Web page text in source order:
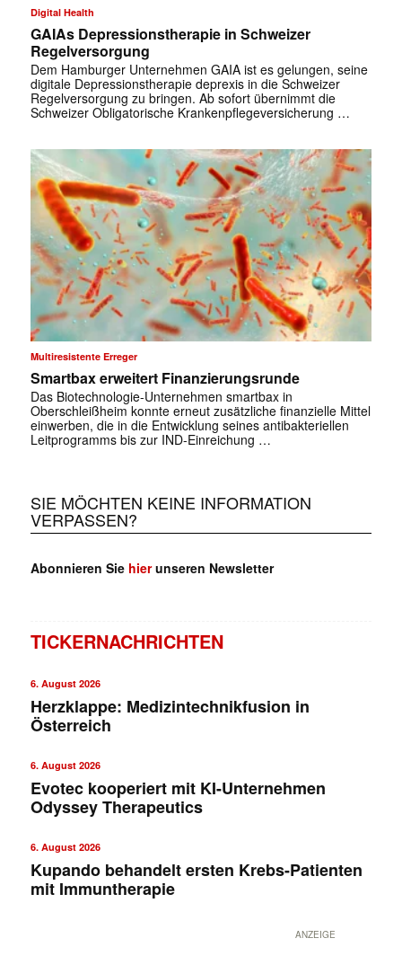
✕
Digital Health
GAIAs Depressionstherapie in Schweizer
Regelversorgung
Dem Hamburger Unternehmen GAIA ist es gelungen, seine
digitale Depressionstherapie deprexis in die Schweizer
Regelversorgung zu bringen. Ab sofort übernimmt die
Schweizer Obligatorische Krankenpflegeversicherung …
Multiresistente Erreger
Smartbax erweitert Finanzierungsrunde
Das Biotechnologie-Unternehmen smartbax in
Oberschleißheim konnte erneut zusätzliche finanzielle Mittel
einwerben, die in die Entwicklung seines antibakteriellen
Leitprogramms bis zur IND-Einreichung …
SIE MÖCHTEN KEINE INFORMATION
VERPASSEN?
Abonnieren Sie hierunseren Newsletter
TICKERNACHRICHTEN
6. August 2026
Herzklappe: Medizintechnikfusion in
Österreich
6. August 2026
Evotec kooperiert mit KI-Unternehmen
Odyssey Therapeutics
6. August 2026
Kupando behandelt ersten Krebs-Patienten
mit Immuntherapie
ANZEIGE